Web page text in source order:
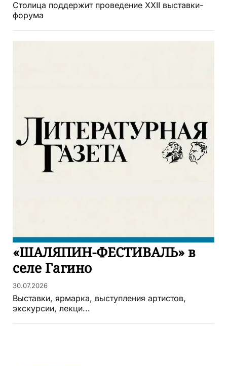
Столица поддержит проведение XXII выставки-
форума
«ШАЛЯПИН-ФЕСТИВАЛЬ» в
селе Гагино
30.07.2026
Выставки, ярмарка, выступления артистов,
экскурсии, лекци...